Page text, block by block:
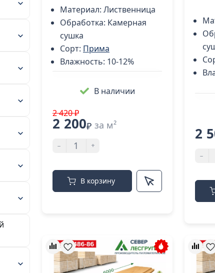
Материал: Лиственница
Обработка: Камерная
сушка
Сорт: Прима
Влажность: 10-12%
В наличии
2 420 ₽
2 200₽ за м²
- +
В корзину
2
-